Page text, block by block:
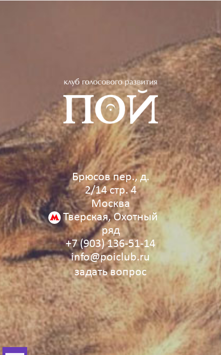
Брюсов пер., д.
2/14 стр. 4
Москва
Тверская, Охотный
ряд
+7 (903) 136‑51‑14
info@poiclub.ru
задать вопрос